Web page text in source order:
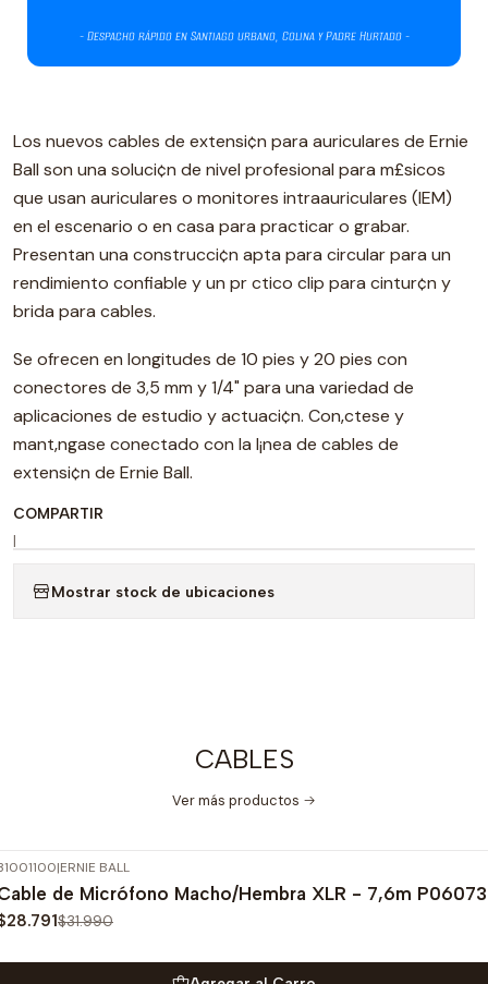
Los nuevos cables de extensi¢n para auriculares de Ernie
Ball son una soluci¢n de nivel profesional para m£sicos
que usan auriculares o monitores intraauriculares (IEM)
en el escenario o en casa para practicar o grabar.
Presentan una construcci¢n apta para circular para un
rendimiento confiable y un pr ctico clip para cintur¢n y
brida para cables.
Se ofrecen en longitudes de 10 pies y 20 pies con
conectores de 3,5 mm y 1/4" para una variedad de
aplicaciones de estudio y actuaci¢n. Con‚ctese y
mant‚ngase conectado con la l¡nea de cables de
extensi¢n de Ernie Ball.
COMPARTIR
|
Mostrar stock de ubicaciones
CABLES
Ver más productos
OFF
|ERNIE BALL
de Micrófono Macho/Hembra XLR - 7,6m P06073
$31.990